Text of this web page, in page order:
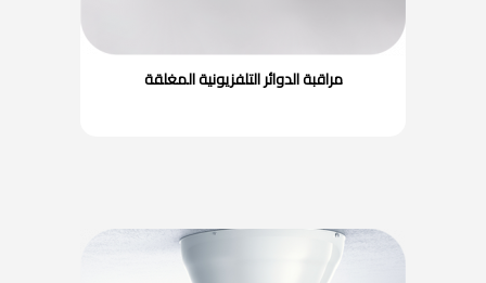
مراقبة الدوائر التلفزيونية المغلقة